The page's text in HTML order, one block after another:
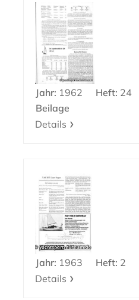
Jahr: 1962 Heft: 24
Beilage
Details
Jahr: 1963 Heft: 2
Details